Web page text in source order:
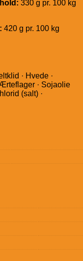
330 g pr. 100 kg
420 g pr. 100 kg
· Hvede ·
· Sojaolie
(salt) ·